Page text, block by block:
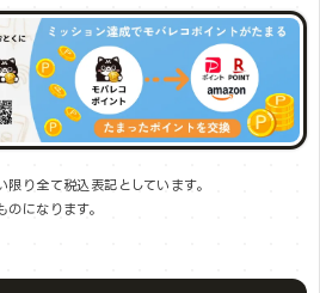
り全て税込表記としています。
になります。